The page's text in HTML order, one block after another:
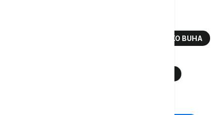
BOŠKO BUHA